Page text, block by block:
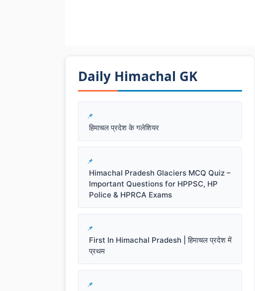
Daily Himachal GK​​
हिमाचल प्रदेश के गलेशियर
Himachal Pradesh Glaciers MCQ Quiz –
Important Questions for HPPSC, HP
Police & HPRCA Exams
First In Himachal Pradesh | हिमाचल प्रदेश में
प्रथम